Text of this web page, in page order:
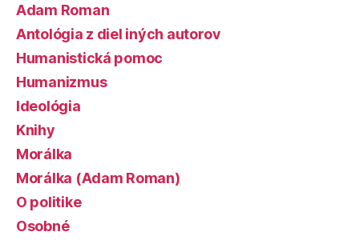
Adam Roman
Antológia z diel iných autorov
Humanistická pomoc
Humanizmus
Ideológia
Knihy
Morálka
Morálka (Adam Roman)
O politike
Osobné